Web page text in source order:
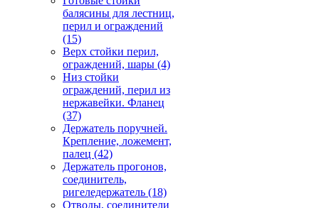
балясины для лестниц,
перил и ограждений
(15)
Верх стойки перил,
ограждений, шары (4)
Низ стойки
ограждений, перил из
нержавейки. Фланец
(37)
Держатель поручней.
Крепление, ложемент,
палец (42)
Держатель прогонов,
соединитель,
ригеледержатель (18)
Отводы, соединители